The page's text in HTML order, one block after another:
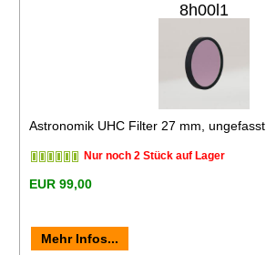
8h00l1
Astronomik UHC Filter 27 mm, ungefasst
Nur noch 2 Stück auf Lager
EUR 99,00
Mehr Infos...